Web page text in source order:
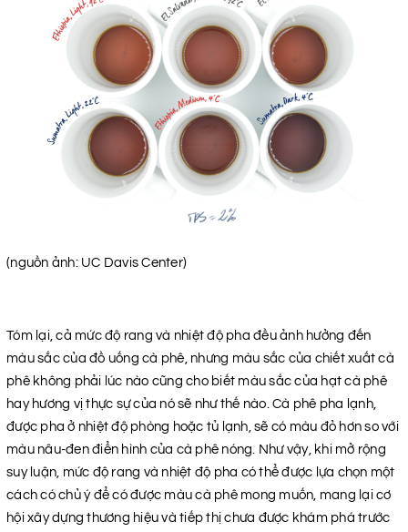
(nguồn ảnh: UC Davis Center)
Tóm lại, cả mức độ rang và nhiệt độ pha đều ảnh hưởng đến
màu sắc của đồ uống cà phê, nhưng màu sắc của chiết xuất cà
phê không phải lúc nào cũng cho biết màu sắc của hạt cà phê
hay hương vị thực sự của nó sẽ như thế nào. Cà phê pha lạnh,
được pha ở nhiệt độ phòng hoặc tủ lạnh, sẽ có màu đỏ hơn so với
màu nâu-đen điển hình của cà phê nóng. Như vậy, khi mở rộng
suy luận, mức độ rang và nhiệt độ pha có thể được lựa chọn một
cách có chủ ý để có được màu cà phê mong muốn, mang lại cơ
hội xây dựng thương hiệu và tiếp thị chưa được khám phá trước